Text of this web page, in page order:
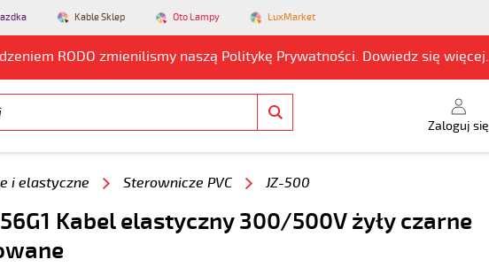
Kable Sklep Oto Lampy LuxMarket
RODO zmienilismy naszą Politykę Prywatności. Dowiedz się więcej.
Zaloguj się
i elastyczne Sterownicze PVC JZ-500
Kabel elastyczny 300/500V żyły czarne